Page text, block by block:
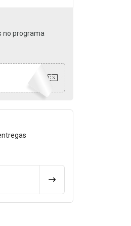
no programa
CALCULAR FRETE